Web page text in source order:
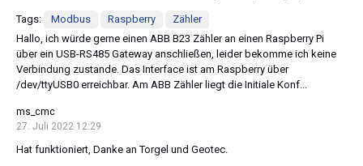
Tags: Modbus Raspberry
Zähler
Hallo, ich würde gerne einen ABB B23 Zähler an einen Raspberry Pi
über ein USB-RS485 Gateway anschließen, leider bekomme ich keine
Verbindung zustande. Das Interface ist am Raspberry über
/dev/ttyUSB0 erreichbar. Am ABB Zähler liegt die Initiale Konf...
ms_cmc
27. Juli 2022 12:29
Hat funktioniert, Danke an Torgel und Geotec.